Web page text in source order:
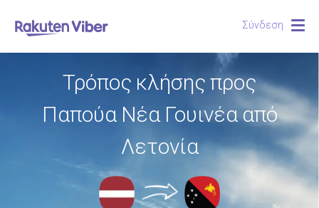
Σύνδεση
Τρόπος κλήσης προς
Παπούα Νέα Γουινέα από
Λετονία